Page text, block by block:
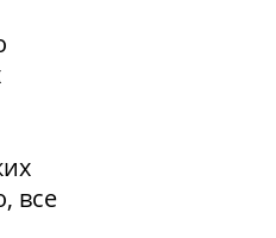
все